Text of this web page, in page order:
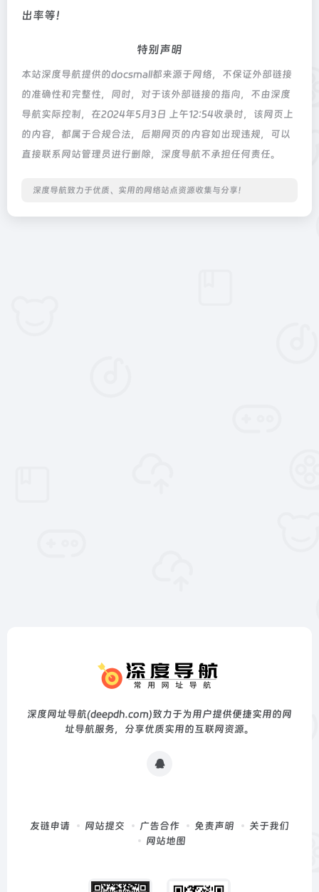
出率等！
特别声明
本站深度导航提供的docsmall都来源于网络，不保证外部链接
的准确性和完整性，同时，对于该外部链接的指向，不由深度
导航实际控制，在2024年5月3日 上午12:54收录时，该网页上
的内容，都属于合规合法，后期网页的内容如出现违规，可以
直接联系网站管理员进行删除，深度导航不承担任何责任。
深度导航致力于优质、实用的网络站点资源收集与分享！
深度网址导航(deepdh.com)致力于为用户提供便捷实用的网
址导航服务，分享优质实用的互联网资源。
友链申请 网站提交 广告合作 免责声明
关于我们
网站地图